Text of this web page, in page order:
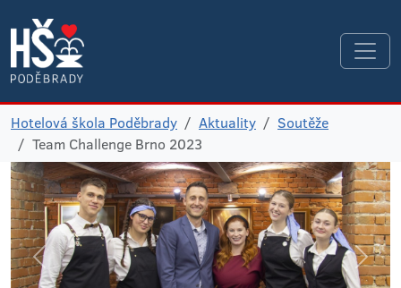
Hotelová škola Poděbrady Aktuality
Soutěže
Team Challenge Brno 2023